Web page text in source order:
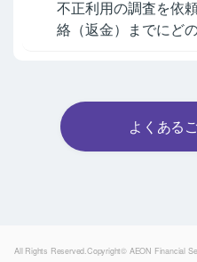
不正利用の調査を依
絡（返金）までにど
よくある
All Rights Reserved.Copyright© AEON Financial